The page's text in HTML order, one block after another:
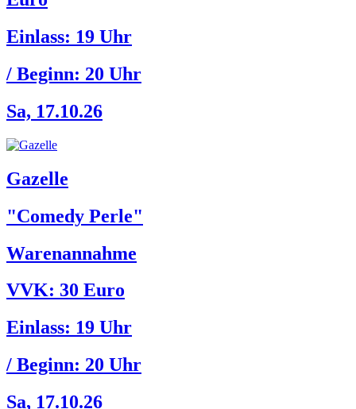
Einlass: 19 Uhr
/ Beginn: 20 Uhr
Sa, 17.10.26
Gazelle
"Comedy Perle"
Warenannahme
VVK: 30 Euro
Einlass: 19 Uhr
/ Beginn: 20 Uhr
Sa, 17.10.26